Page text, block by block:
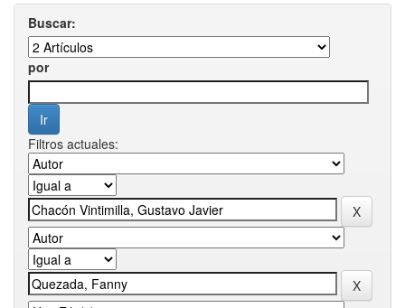
Buscar:
por
Filtros actuales: